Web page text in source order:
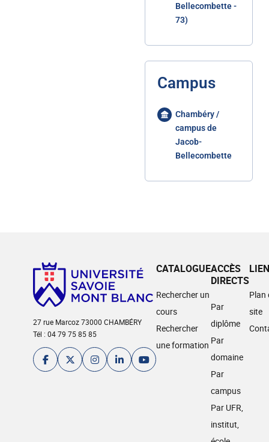
Bellecombette -
73)
Campus
Chambéry /
campus de
Jacob-
Bellecombette
27 rue Marcoz 73000 CHAMBÉRY
Tél : 04 79 75 85 85
CATALOGUE
Rechercher un
cours
Rechercher
une formation
ACCÈS
DIRECTS
Par
diplôme
Par
domaine
Par
campus
Par UFR,
institut,
Plan
site